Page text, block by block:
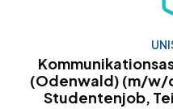
(Odenwald) (m/w/
Studentenjob,